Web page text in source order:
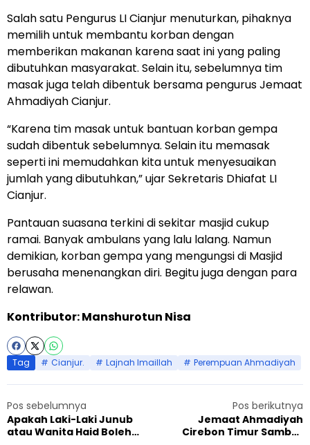
Salah satu Pengurus LI Cianjur menuturkan, pihaknya
memilih untuk membantu korban dengan
memberikan makanan karena saat ini yang paling
dibutuhkan masyarakat. Selain itu, sebelumnya tim
masak juga telah dibentuk bersama pengurus Jemaat
Ahmadiyah Cianjur.
“Karena tim masak untuk bantuan korban gempa
sudah dibentuk sebelumnya. Selain itu memasak
seperti ini memudahkan kita untuk menyesuaikan
jumlah yang dibutuhkan,” ujar Sekretaris Dhiafat LI
Cianjur.
Pantauan suasana terkini di sekitar masjid cukup
ramai. Banyak ambulans yang lalu lalang. Namun
demikian, korban gempa yang mengungsi di Masjid
berusaha menenangkan diri. Begitu juga dengan para
relawan.
Kontributor: Manshurotun Nisa
Tag Cianjur. Lajnah Imaillah Perempuan Ahmadiyah
Pos sebelumnya
Apakah Laki-Laki Junub
atau Wanita Haid Boleh
Pos berikutnya
Jemaat Ahmadiyah
Cirebon Timur Sambut